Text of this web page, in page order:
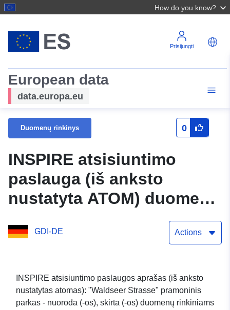
How do you know?
Prisijungti
European data
data.europa.eu
Duomenų rinkinys 0
INSPIRE atsisiuntimo
paslauga (iš anksto
nustatyta ATOM) duomenų
rinkiniui Gewerbegebiet
Waldseer Strasse
GDI-DE Actions
INSPIRE atsisiuntimo paslaugos aprašas (iš anksto
nustatytas atomas): "Waldseer Strasse" pramoninis
parkas - nuoroda (-os), skirta (-os) duomenų rinkiniams